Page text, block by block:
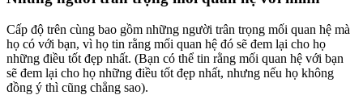
Cấp độ trên cùng bao gồm những người trân trọng mối quan hệ mà
họ có với bạn, vì họ tin rằng mối quan hệ đó sẽ đem lại cho họ
những điều tốt đẹp nhất. (Bạn có thể tin rằng mối quan hệ với bạn
sẽ đem lại cho họ những điều tốt đẹp nhất, nhưng nếu họ không
đồng ý thì cũng chẳng sao).